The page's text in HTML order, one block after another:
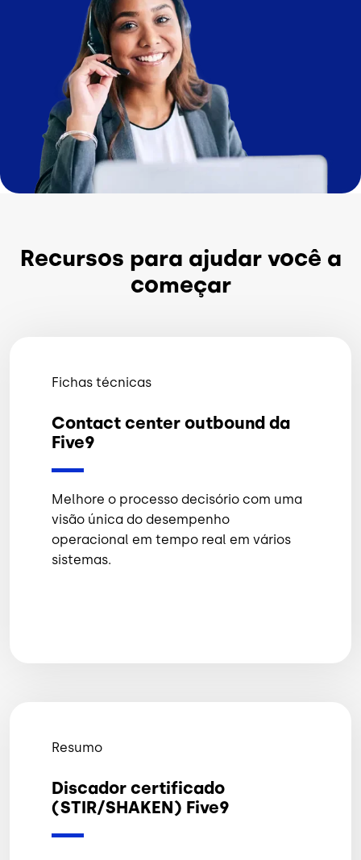
Recursos para ajudar você a
começar
Fichas técnicas
Contact center outbound da
Five9
Melhore o processo decisório com uma
visão única do desempenho
operacional em tempo real em vários
sistemas.
Resumo
Discador certificado
(STIR/SHAKEN) Five9